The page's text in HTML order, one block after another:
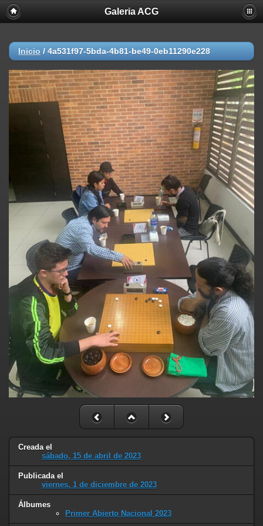
Galeria ACG
Inicio / 4a531f97-5bda-4b81-be49-0eb11290e228
Creada el
sábado, 15 de abril de 2023
Publicada el
viernes, 1 de diciembre de 2023
Álbumes
Primer Abierto Nacional 2023